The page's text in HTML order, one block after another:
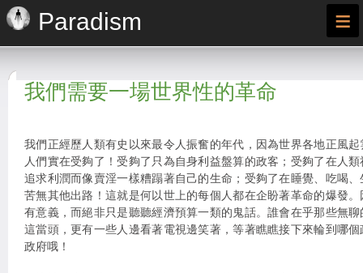
Paradism ≡
我們需要一場世界性的革命
我們正經歷人類有史以來最令人振奮的年代，因為世界各地正風
人們實在受夠了！受夠了只為自身利益盤算的政客；受夠了在人
追求利潤而像賣淫一樣糟蹋著自己的生命；受夠了在睡覺、吃喝
苦無其他出路！這就是何以世上的每個人都在企盼著革命的爆發
有意義，而絕非只是聽聽經濟預算一類的鬼話。誰會在乎那些無
這當頭，更有一些人邊看著電視邊笑著，等著瞧瞧接下來輪到哪
政府哦！